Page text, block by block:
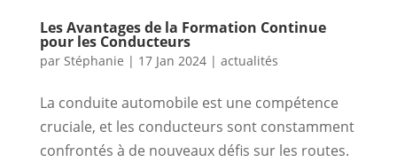
Les Avantages de la Formation Continue
pour les Conducteurs
par Stéphanie | 17 Jan 2024| actualités
La conduite automobile est une compétence
cruciale, et les conducteurs sont constamment
confrontés à de nouveaux défis sur les routes.